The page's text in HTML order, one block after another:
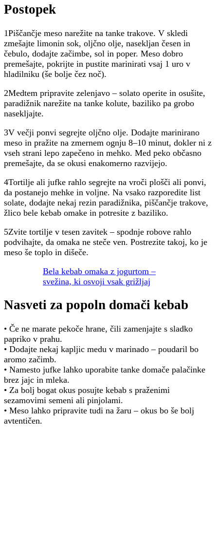
Postopek
1Piščančje meso narežite na tanke trakove. V skledi
zmešajte limonin sok, oljčno olje, nasekljan česen in
čebulo, dodajte začimbe, sol in poper. Meso dobro
premešajte, pokrijte in pustite marinirati vsaj 1 uro v
hladilniku (še bolje čez noč).
2Medtem pripravite zelenjavo – solato operite in osušite,
paradižnik narežite na tanke kolute, baziliko pa grobo
nasekljajte.
3V večji ponvi segrejte oljčno olje. Dodajte marinirano
meso in pražite na zmernem ognju 8–10 minut, dokler ni z
vseh strani lepo zapečeno in mehko. Med peko občasno
premešajte, da se okusi enakomerno razvijejo.
4Tortilje ali jufke rahlo segrejte na vroči plošči ali ponvi,
da postanejo mehke in voljne. Na vsako razporedite list
solate, dodajte nekaj rezin paradižnika, piščančje trakove,
žlico bele kebab omake in potresite z baziliko.
5Zvite tortilje v tesen zavitek – spodnje robove rahlo
podvihajte, da omaka ne steče ven. Postrezite takoj, ko je
meso še toplo in dišeče.
Bela kebab omaka z jogurtom –
svežina, ki osvoji vsak grižljaj
Nasveti za popoln domači kebab
• Če ne marate pekoče hrane, čili zamenjajte s sladko
papriko v prahu.
• Dodajte nekaj kapljic medu v marinado – poudaril bo
aromo začimb.
• Namesto jufke lahko uporabite tanke domače palačinke
brez jajc in mleka.
• Za bolj bogat okus posujte kebab s praženimi
sezamovimi semeni ali pinjolami.
• Meso lahko pripravite tudi na žaru – okus bo še bolj
avtentičen.